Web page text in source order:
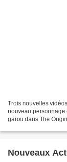
Trois nouvelles
nouveau personnage
garou dans The
Nouveaux